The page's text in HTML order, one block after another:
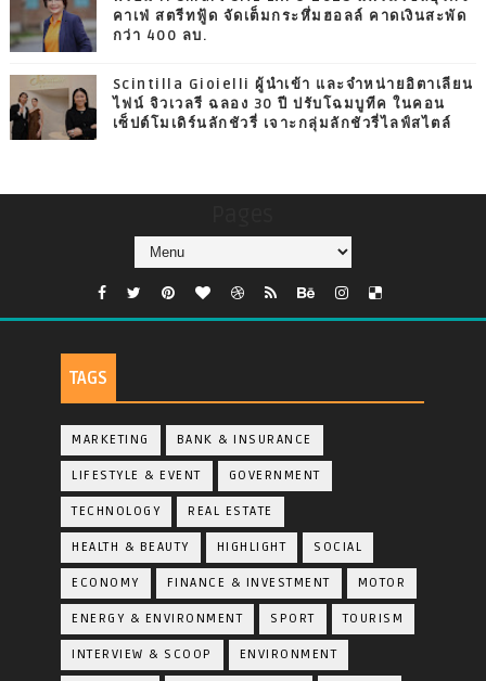
คาเฟ่ สตรีทฟู้ด จัดเต็มกระหึ่มฮอลล์ คาดเงินสะพัด
กว่า 400 ลบ.
Scintilla Gioielli ผู้นำเข้า และจำหน่ายอิตาเลียน
ไฟน์ จิวเวลรี ฉลอง 30 ปี ปรับโฉมบูทีค ในคอน
เซ็ปต์โมเดิร์นลักชัวรี่ เจาะกลุ่มลักชัวรี่ไลฟ์สไตล์
TAGS
MARKETING BANK & INSURANCE
LIFESTYLE & EVENT GOVERNMENT
TECHNOLOGY REAL ESTATE
HEALTH & BEAUTY HIGHLIGHT SOCIAL
ECONOMY FINANCE & INVESTMENT MOTOR
ENERGY & ENVIRONMENT SPORT TOURISM
INTERVIEW & SCOOP ENVIRONMENT